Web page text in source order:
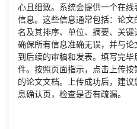
心且细致。系统会提供一个在
信息。这些信息通常包括：论
名及其排序、单位、摘要、关
确保所有信息准确无误，并与
到后续的审稿和发表。填写完
件。按照页面指示，点击上传
的论文文档。上传成功后，建
息确认页，检查是否有疏漏。